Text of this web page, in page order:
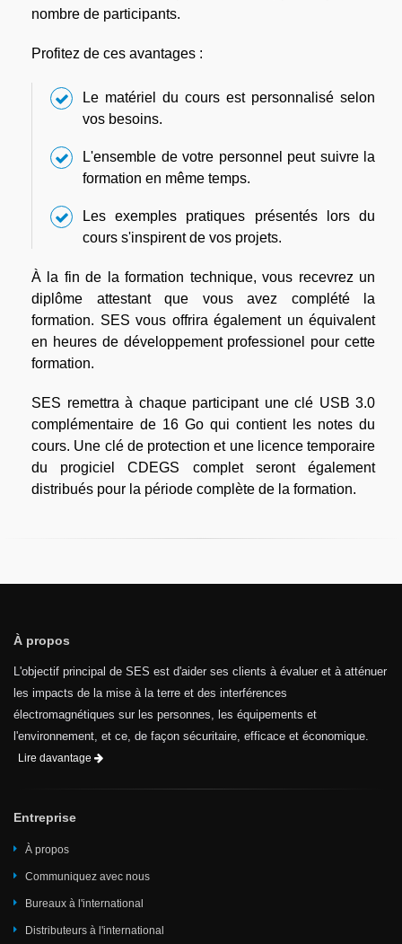
nombre de participants.
Profitez de ces avantages :
Le matériel du cours est personnalisé selon
vos besoins.
L'ensemble de votre personnel peut suivre la
formation en même temps.
Les exemples pratiques présentés lors du
cours s'inspirent de vos projets.
À la fin de la formation technique, vous recevrez un
diplôme attestant que vous avez complété la
formation. SES vous offrira également un équivalent
en heures de développement professionel pour cette
formation.
SES remettra à chaque participant une clé USB 3.0
complémentaire de 16 Go qui contient les notes du
cours. Une clé de protection et une licence temporaire
du progiciel CDEGS complet seront également
distribués pour la période complète de la formation.
À propos
L'objectif principal de SES est d'aider ses clients à évaluer et à atténuer
les impacts de la mise à la terre et des interférences
électromagnétiques sur les personnes, les équipements et
l'environnement, et ce, de façon sécuritaire, efficace et économique.
Lire davantage
Entreprise
À propos
Communiquez avec nous
Bureaux à l'international
Distributeurs à l'international